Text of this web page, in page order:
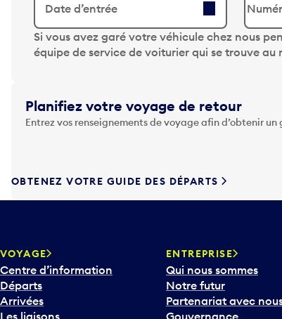
Date d’entrée
A
p
y
e
z
r
u
c
h
e
F
Si vous avez garé votre véhicule chez nous
équipe de service de voiturier qui se trouve
Planifiez votre voyage de retour
Entrez vos renseignements de voyage afin d’obtenir
OBTENEZ VOTRE GUIDE DES DÉPARTS
VOYAGE
Centre d’information
Départs
Arrivées
Les liaisons
ENTREPRISE
Qui nous sommes
Notre futur
Partenariat avec
Gouvernance